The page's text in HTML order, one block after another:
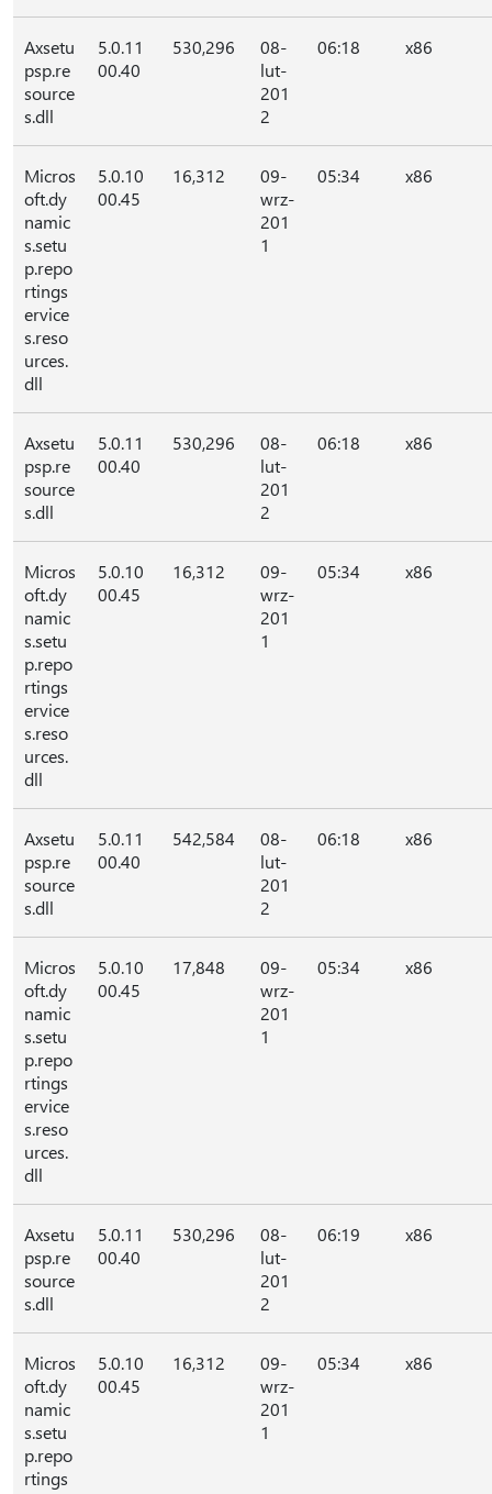
Axsetu
psp.re
source
s.dll
5.0.11
00.40
530,296
08-
lut-
201
2
06:18 x86
Micros
oft.dy
namic
s.setu
p.repo
rtings
ervice
s.reso
urces.
dll
5.0.10
00.45
16,312
09-
wrz-
201
1
05:34 x86
Axsetu
psp.re
source
s.dll
5.0.11
00.40
530,296
08-
lut-
201
2
06:18 x86
Micros
oft.dy
namic
s.setu
p.repo
rtings
ervice
s.reso
urces.
dll
5.0.10
00.45
16,312
09-
wrz-
201
1
05:34 x86
Axsetu
psp.re
source
s.dll
5.0.11
00.40
542,584
08-
lut-
201
2
06:18 x86
Micros
oft.dy
namic
s.setu
p.repo
rtings
ervice
s.reso
urces.
dll
5.0.10
00.45
17,848
09-
wrz-
201
1
05:34 x86
Axsetu
psp.re
source
s.dll
5.0.11
00.40
530,296
08-
lut-
201
2
06:19 x86
Micros
oft.dy
namic
s.setu
p.repo
rtings
5.0.10
00.45
16,312
09-
wrz-
201
1
05:34 x86